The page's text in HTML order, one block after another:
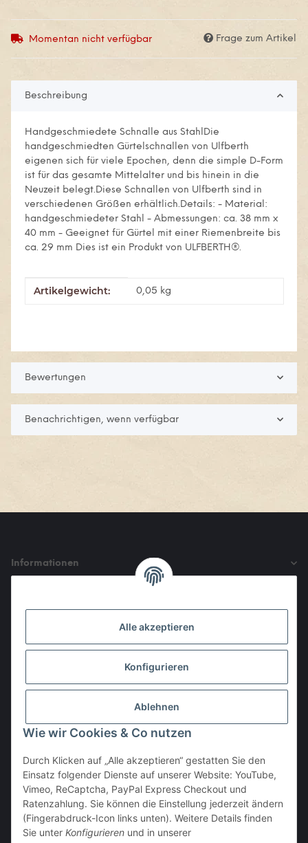
Momentan nicht verfügbar Frage zum Artikel
Beschreibung
Handgeschmiedete Schnalle aus StahlDie
handgeschmiedten Gürtelschnallen von Ulfberth
eigenen sich für viele Epochen, denn die simple D-Form
ist für das gesamte Mittelalter und bis hinein in die
Neuzeit belegt.Diese Schnallen von Ulfberth sind in
verschiedenen Größen erhältlich.Details: - Material:
handgeschmiedeter Stahl - Abmessungen: ca. 38 mm x
40 mm - Geeignet für Gürtel mit einer Riemenbreite bis
ca. 29 mm Dies ist ein Produkt von ULFBERTH®.
Produkteigenschaft
Wert
Artikelgewicht: 0,05 kg
Bewertungen
Benachrichtigen, wenn verfügbar
Informationen
Vertrag widerrufen
Alle akzeptieren
Konfigurieren
Ablehnen
Wie wir Cookies & Co nutzen
Durch Klicken auf „Alle akzeptieren“ gestatten Sie den
Einsatz folgender Dienste auf unserer Website: YouTube,
Vimeo, ReCaptcha, PayPal Express Checkout und
Ratenzahlung. Sie können die Einstellung jederzeit ändern
(Fingerabdruck-Icon links unten). Weitere Details finden
Sie unter Konfigurieren und in unserer